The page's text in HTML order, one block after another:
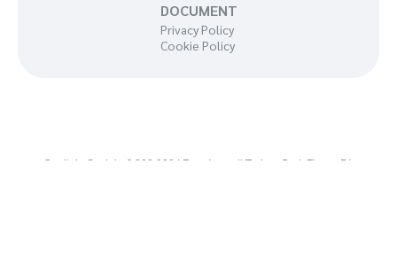
DOCUMENT
Privacy Policy
Cookie Policy
Capitale Sociale € 300.000 | Reg. Impr. di Torino, Cod. Fisc. e P.I.